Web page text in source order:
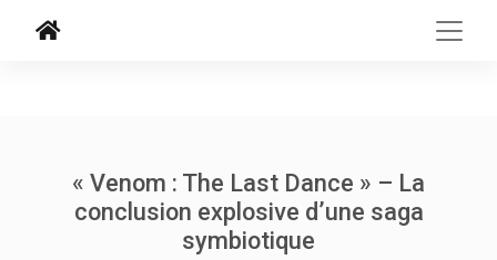
« Venom : The Last Dance » – La
conclusion explosive d’une saga
symbiotique